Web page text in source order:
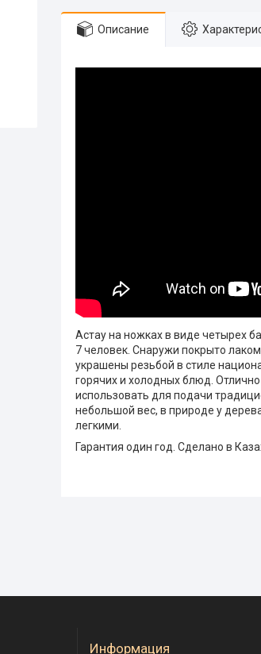
Описание
Астау на ножках в виде четырех
7 человек. Снаружи покрыто
украшены резьбой в стиле
горячих и холодных блюд.
использовать для подачи
небольшой вес, в природе у
легкими.
Гарантия один год. Сделано в
Информация